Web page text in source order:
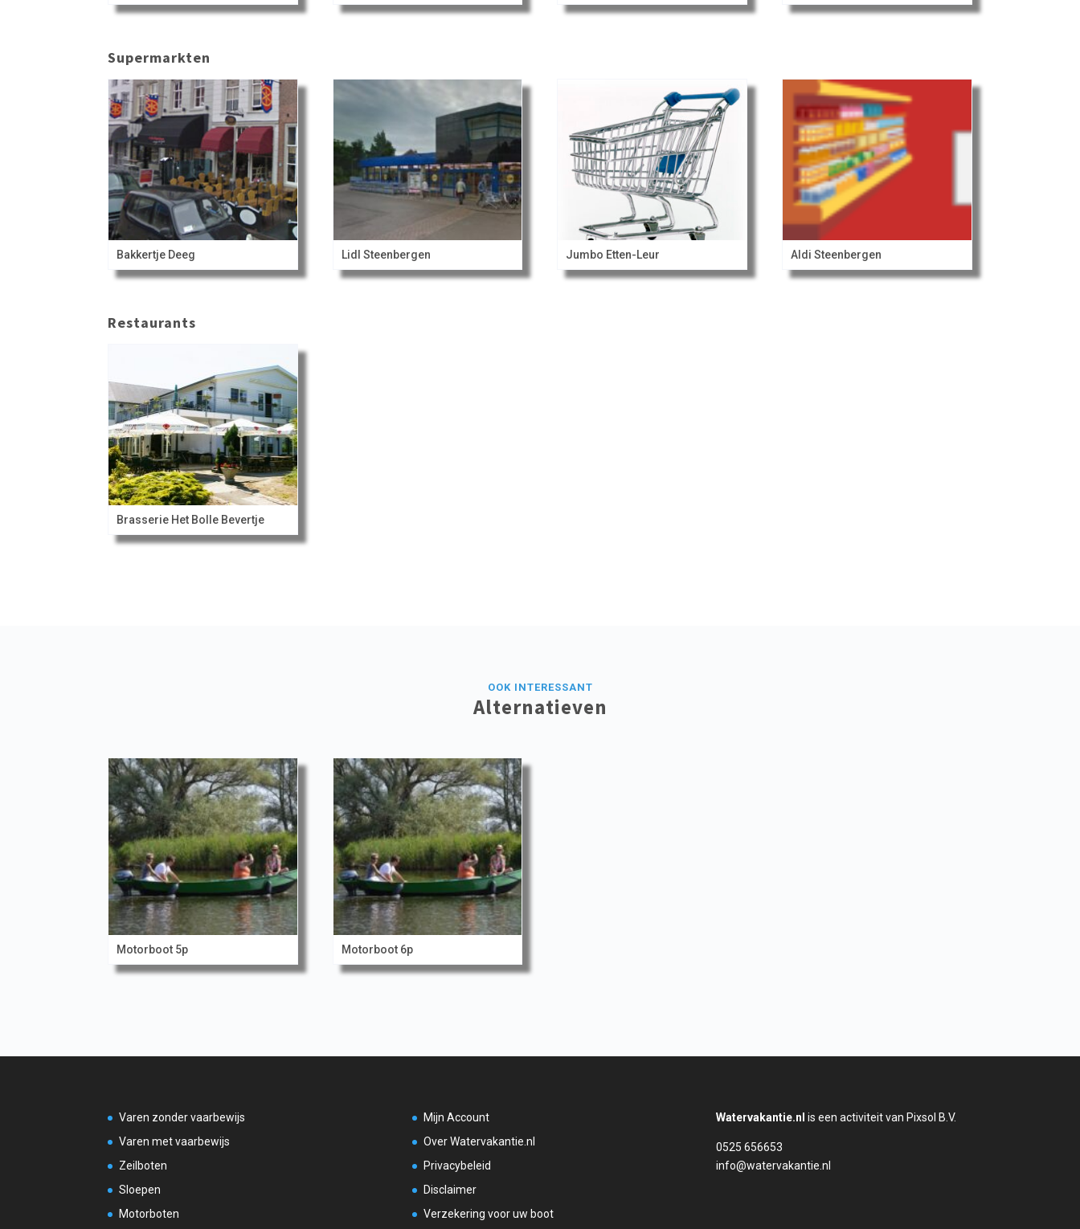
Supermarkten
Bakkertje Deeg Lidl Steenbergen Jumbo Etten-Leur Aldi Steenbergen
Restaurants
Brasserie Het Bolle Bevertje
OOK INTERESSANT
Alternatieven
Motorboot 5p Motorboot 6p
Varen zonder vaarbewijs
Varen met vaarbewijs
Zeilboten
Sloepen
Motorboten
Mijn Account
Over Watervakantie.nl
Privacybeleid
Disclaimer
Verzekering voor uw boot
Watervakantie.nl is een activiteit van Pixsol B.V.
0525 656653
info@watervakantie.nl